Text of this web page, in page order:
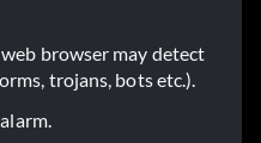
browser may detect
trojans, bots etc.).